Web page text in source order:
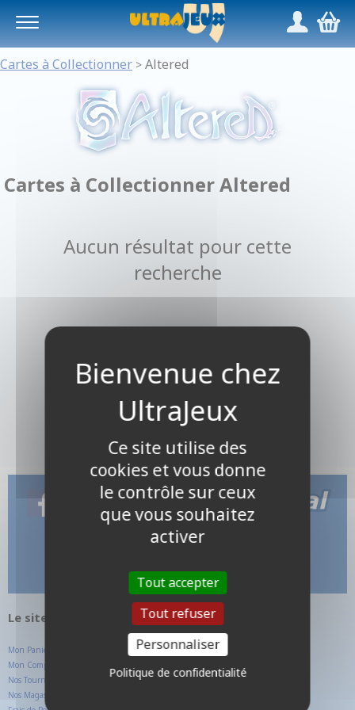
/,
Cartes à Collectionner > Altered
Cartes à Collectionner Altered
Aucun résultat pour cette
recherche
Le site internet UltraJeux.com
Mon Panier
Mon Compte Client
Nos Tournois
Nos Magasins
Ce site utilise des
cookies et vous donne
le contrôle sur ceux
que vous souhaitez
activer
Tout accepter
Tout refuser
Personnaliser
Politique de confidentialité